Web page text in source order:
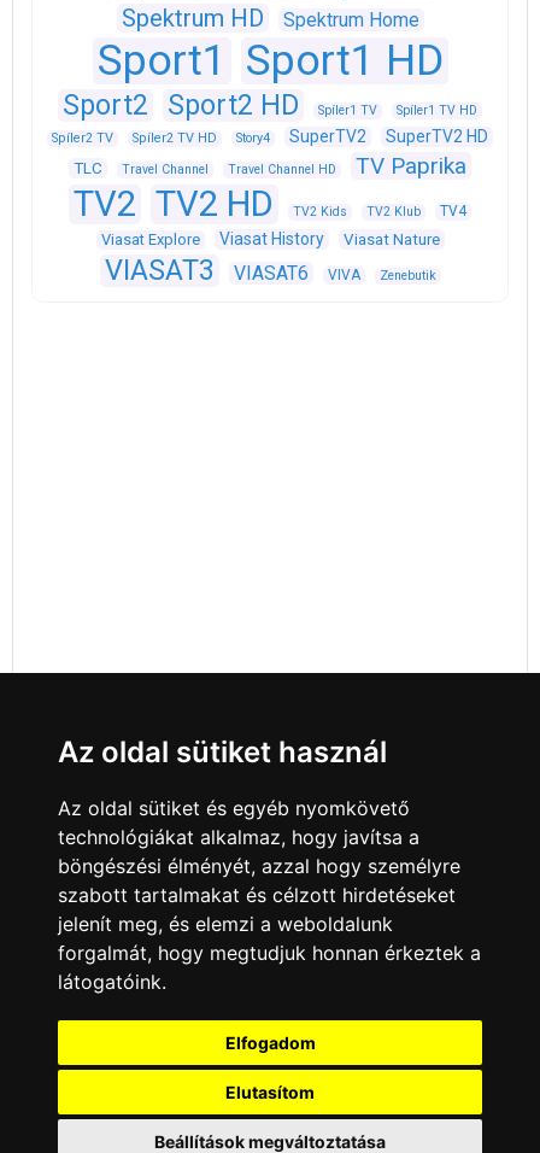
Spektrum HD
Spektrum Home
Sport1 Sport1 HD
Sport2 Sport2 HD Spíler1 TV
Spíler1 TV HD
Spíler2 TV
Spíler2 TV HD Story4 SuperTV2 SuperTV2 HD
TLC Travel Channel Travel Channel HD TV Paprika
TV2 TV2 HD TV2 Kids TV2 Klub TV4
Viasat Explore Viasat History Viasat Nature
VIASAT3 VIASAT6 VIVA Zenebutik
Minden jog fenntartva © 2008 - 2026
A csatornák a műsorváltoztatás jogát
fenntartják! A portál üzemeltetője semmiféle
felelősséget nem vállal a weboldalon
megjelentetett hirdetések tartalmáért, illetve a
Az oldal sütiket használ
Az oldal sütiket és egyéb nyomkövető
technológiákat alkalmaz, hogy javítsa a
böngészési élményét, azzal hogy személyre
szabott tartalmakat és célzott hirdetéseket
jelenít meg, és elemzi a weboldalunk
forgalmát, hogy megtudjuk honnan érkeztek a
látogatóink.
Elfogadom
Elutasítom
Beállítások megváltoztatása